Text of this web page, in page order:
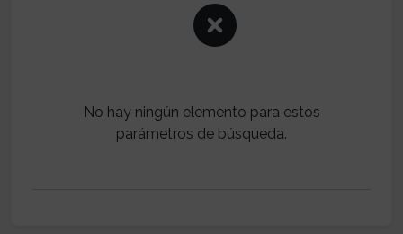
No hay ningún elemento para estos
parámetros de búsqueda.